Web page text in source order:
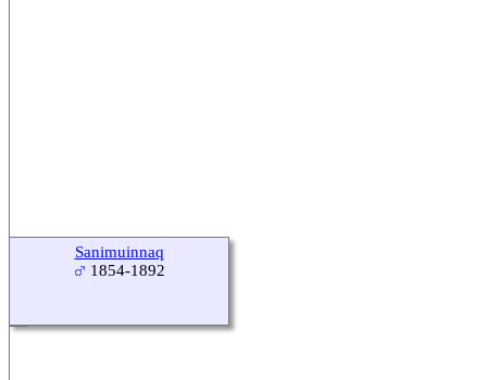
Sanimuinnaq
1854-1892